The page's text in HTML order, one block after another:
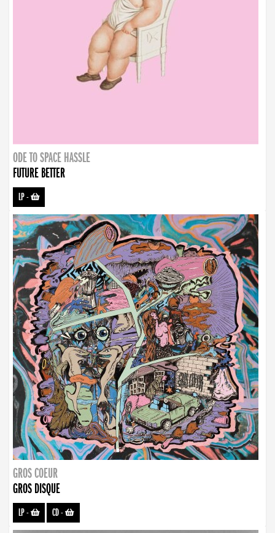
ODE TO SPACE HASSLE
FUTURE BETTER
LP-
GROS COEUR
GROS DISQUE
LP- CD-